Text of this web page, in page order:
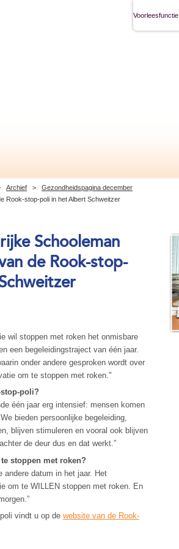
Voorleesfunctie
Archief >
Gezondheidspagina december
Rook-stop-poli in het Albert Schweitzer
Schooleman
de Rook-stop-
wil stoppen met roken het onmisbare
een begeleidingstraject van één jaar.
onder andere gesproken wordt over
om te stoppen met roken."
poli?
één jaar erg intensief: mensen komen
bieden persoonlijke begeleiding,
blijven stimuleren en vooral ook blijven
de deur dus en dat werkt.”
stoppen met roken?
andere datum in het jaar. Het
om te WILLEN stoppen met roken. En
vindt u op de website van de Rook-